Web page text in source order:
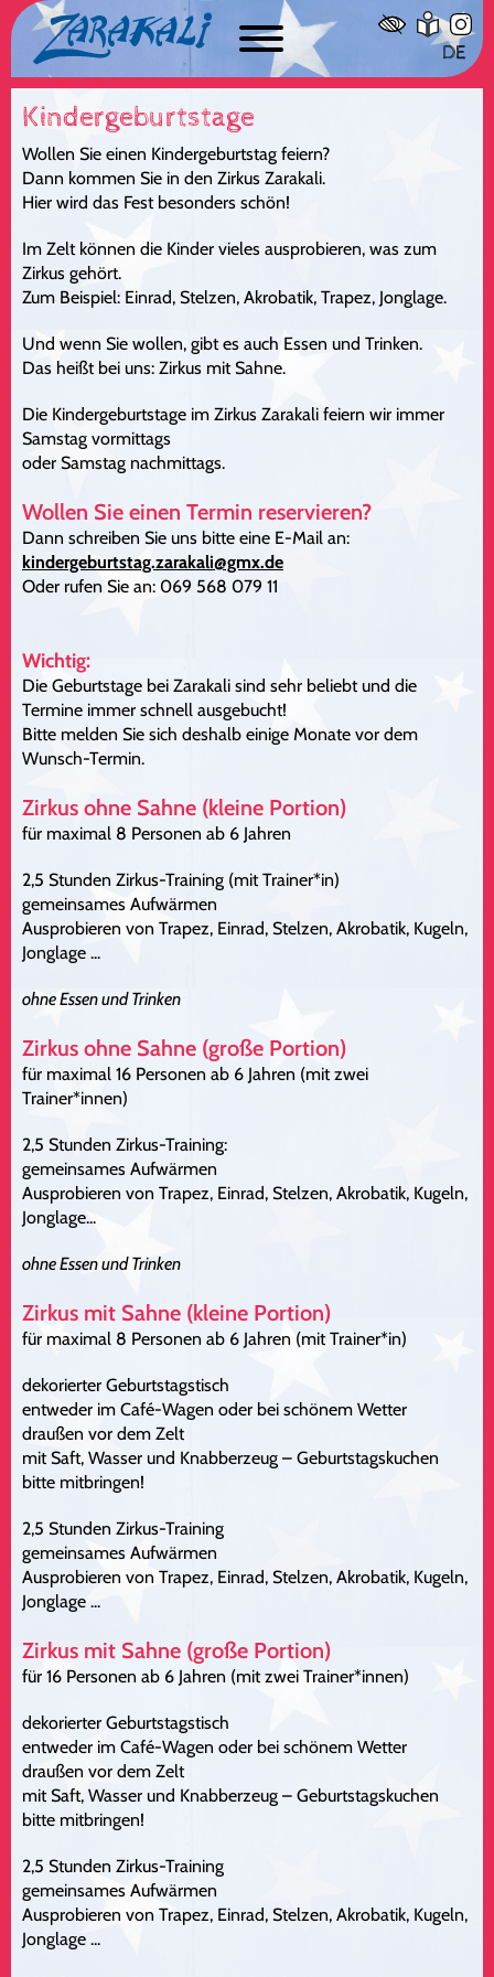
DE
Kindergeburtstage
Wollen Sie einen Kindergeburtstag feiern?
Dann kommen Sie in den Zirkus Zarakali.
Hier wird das Fest besonders schön!
Im Zelt können die Kinder vieles ausprobieren, was zum
Zirkus gehört.
Zum Beispiel: Einrad, Stelzen, Akrobatik, Trapez, Jonglage.
Und wenn Sie wollen, gibt es auch Essen und Trinken.
Das heißt bei uns: Zirkus mit Sahne.
Die Kindergeburtstage im Zirkus Zarakali feiern wir immer
Samstag vormittags
oder Samstag nachmittags.
Wollen Sie einen Termin reservieren?
Dann schreiben Sie uns bitte eine E-Mail an:
kindergeburtstag.zarakali@gmx.de
Oder rufen Sie an: 069 568 079 11
Wichtig:
Die Geburtstage bei Zarakali sind sehr beliebt und die
Termine immer schnell ausgebucht!
Bitte melden Sie sich deshalb einige Monate vor dem
Wunsch-Termin.
Zirkus ohne Sahne (kleine Portion)
für maximal 8 Personen ab 6 Jahren
2,5 Stunden Zirkus-Training (mit Trainer*in)
gemeinsames Aufwärmen
Ausprobieren von Trapez, Einrad, Stelzen, Akrobatik, Kugeln,
Jonglage ...
ohne Essen und Trinken
Zirkus ohne Sahne (große Portion)
für maximal 16 Personen ab 6 Jahren (mit zwei
Trainer*innen)
2,5 Stunden Zirkus-Training:
gemeinsames Aufwärmen
Ausprobieren von Trapez, Einrad, Stelzen, Akrobatik, Kugeln,
Jonglage...
ohne Essen und Trinken
Zirkus mit Sahne (kleine Portion)
für maximal 8 Personen ab 6 Jahren (mit Trainer*in)
dekorierter Geburtstagstisch
entweder im Café-Wagen oder bei schönem Wetter
draußen vor dem Zelt
mit Saft, Wasser und Knabberzeug – Geburtstagskuchen
bitte mitbringen!
2,5 Stunden Zirkus-Training
gemeinsames Aufwärmen
Ausprobieren von Trapez, Einrad, Stelzen, Akrobatik, Kugeln,
Jonglage ...
Zirkus mit Sahne (große Portion)
für 16 Personen ab 6 Jahren (mit zwei Trainer*innen)
dekorierter Geburtstagstisch
entweder im Café-Wagen oder bei schönem Wetter
draußen vor dem Zelt
mit Saft, Wasser und Knabberzeug – Geburtstagskuchen
bitte mitbringen!
2,5 Stunden Zirkus-Training
gemeinsames Aufwärmen
Ausprobieren von Trapez, Einrad, Stelzen, Akrobatik, Kugeln,
Jonglage ...